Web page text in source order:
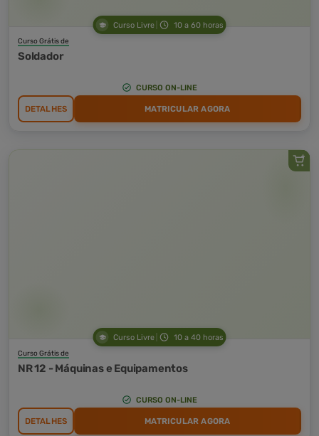
Curso Livre 10 a 60 horas
Curso Grátis de
Soldador
CURSO ON-LINE
DETALHES MATRICULAR AGORA
Curso Livre 10 a 40 horas
Curso Grátis de
NR 12 - Máquinas e Equipamentos
CURSO ON-LINE
DETALHES MATRICULAR AGORA